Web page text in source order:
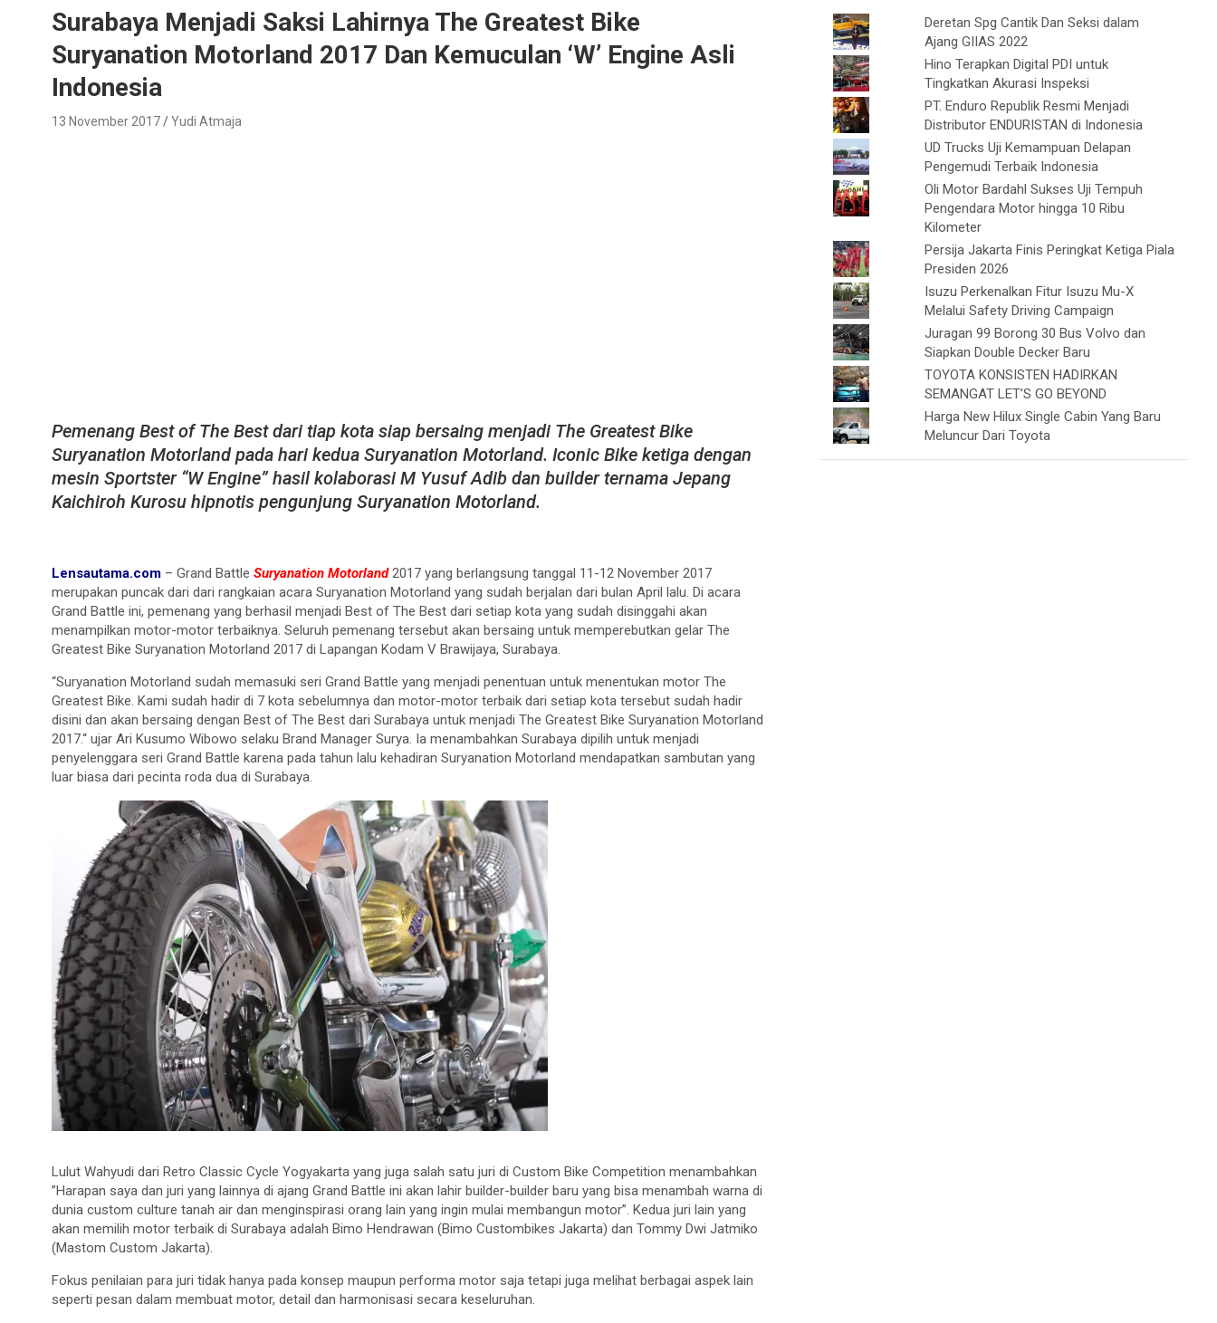
Surabaya Menjadi Saksi Lahirnya The Greatest Bike
Suryanation Motorland 2017 Dan Kemuculan ‘W’ Engine Asli
Indonesia
13 November 2017 Yudi Atmaja
Pemenang Best of The Best dari tiap kota siap bersaing menjadi The Greatest Bike
Suryanation Motorland pada hari kedua Suryanation Motorland. Iconic Bike ketiga dengan
mesin Sportster “W Engine” hasil kolaborasi M Yusuf Adib dan builder ternama Jepang
Kaichiroh Kurosu hipnotis pengunjung Suryanation Motorland.
Lensautama.com – Grand Battle Suryanation Motorland 2017 yang berlangsung tanggal 11-12 November 2017
merupakan puncak dari dari rangkaian acara Suryanation Motorland yang sudah berjalan dari bulan April lalu. Di acara
Grand Battle ini, pemenang yang berhasil menjadi Best of The Best dari setiap kota yang sudah disinggahi akan
menampilkan motor-motor terbaiknya. Seluruh pemenang tersebut akan bersaing untuk memperebutkan gelar The
Greatest Bike Suryanation Motorland 2017 di Lapangan Kodam V Brawijaya, Surabaya.
“Suryanation Motorland sudah memasuki seri Grand Battle yang menjadi penentuan untuk menentukan motor The
Greatest Bike. Kami sudah hadir di 7 kota sebelumnya dan motor-motor terbaik dari setiap kota tersebut sudah hadir
disini dan akan bersaing dengan Best of The Best dari Surabaya untuk menjadi The Greatest Bike Suryanation Motorland
2017.“ ujar Ari Kusumo Wibowo selaku Brand Manager Surya. Ia menambahkan Surabaya dipilih untuk menjadi
penyelenggara seri Grand Battle karena pada tahun lalu kehadiran Suryanation Motorland mendapatkan sambutan yang
luar biasa dari pecinta roda dua di Surabaya.
Lulut Wahyudi dari Retro Classic Cycle Yogyakarta yang juga salah satu juri di Custom Bike Competition menambahkan
”Harapan saya dan juri yang lainnya di ajang Grand Battle ini akan lahir builder-builder baru yang bisa menambah warna di
dunia custom culture tanah air dan menginspirasi orang lain yang ingin mulai membangun motor”. Kedua juri lain yang
akan memilih motor terbaik di Surabaya adalah Bimo Hendrawan (Bimo Custombikes Jakarta) dan Tommy Dwi Jatmiko
(Mastom Custom Jakarta).
Fokus penilaian para juri tidak hanya pada konsep maupun performa motor saja tetapi juga melihat berbagai aspek lain
seperti pesan dalam membuat motor, detail dan harmonisasi secara keseluruhan.
Deretan Spg Cantik Dan Seksi dalam
Ajang GIIAS 2022
Hino Terapkan Digital PDI untuk
Tingkatkan Akurasi Inspeksi
PT. Enduro Republik Resmi Menjadi
Distributor ENDURISTAN di Indonesia
UD Trucks Uji Kemampuan Delapan
Pengemudi Terbaik Indonesia
Oli Motor Bardahl Sukses Uji Tempuh
Pengendara Motor hingga 10 Ribu
Kilometer
Persija Jakarta Finis Peringkat Ketiga Piala
Presiden 2026
Isuzu Perkenalkan Fitur Isuzu Mu-X
Melalui Safety Driving Campaign
Juragan 99 Borong 30 Bus Volvo dan
Siapkan Double Decker Baru
TOYOTA KONSISTEN HADIRKAN
SEMANGAT LET’S GO BEYOND
Harga New Hilux Single Cabin Yang Baru
Meluncur Dari Toyota